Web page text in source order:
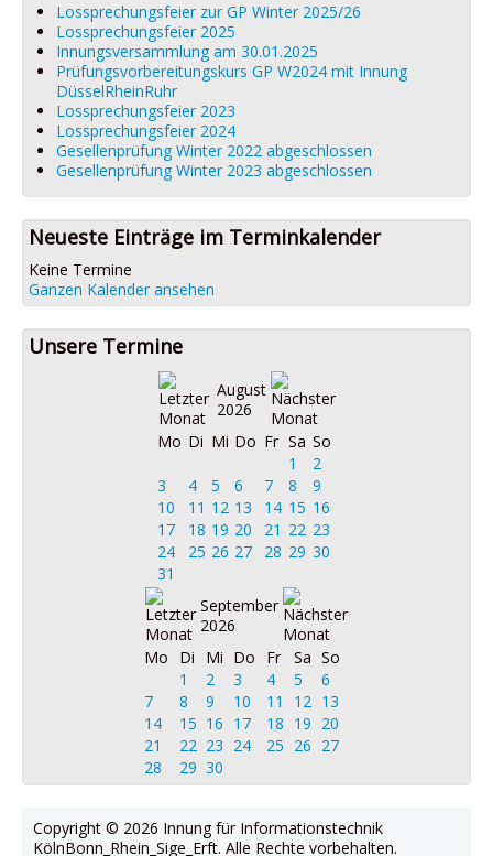
Lossprechungsfeier zur GP Winter 2025/26
Lossprechungsfeier 2025
Innungsversammlung am 30.01.2025
Prüfungsvorbereitungskurs GP W2024 mit Innung
DüsselRheinRuhr
Lossprechungsfeier 2023
Lossprechungsfeier 2024
Gesellenprüfung Winter 2022 abgeschlossen
Gesellenprüfung Winter 2023 abgeschlossen
Neueste Einträge im Terminkalender
Keine Termine
Ganzen Kalender ansehen
Unsere Termine
August
2026
Mo Di Mi Do Fr Sa So
1
2
3
4 5 6 7 8
9
10
11 12 13 14 15 16
17
18 19 20 21 22 23
24
25 26 27 28 29 30
31
September
2026
Mo
Di Mi Do Fr Sa So
1
2 3 4 5
6
7
8 9 10 11 12 13
14
15 16 17 18 19 20
21
22 23 24 25 26 27
28
29 30
Copyright © 2026 Innung für Informationstechnik
KölnBonn_Rhein_Sige_Erft. Alle Rechte vorbehalten.